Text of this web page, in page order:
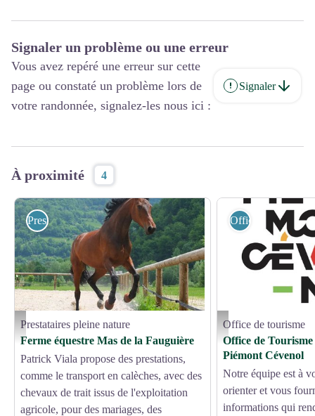
Signaler un problème ou une erreur
Vous avez repéré une erreur sur cette
page ou constaté un problème lors de
votre randonnée, signalez-les nous ici :
Signaler
À proximité 4
web - Droits gérés
Prestataires pleine nature
Prestataires pleine nature
Ferme équestre Mas de la Fauguière
Patrick Viala propose des prestations,
comme le transport en calèches, avec des
chevaux de trait issus de l'exploitation
agricole, pour des mariages, des
Logo OTIPC - OTIPC
Office de tourisme
Office de tourisme
Office de
Piémont Cévenol
Notre équipe est à
orienter et vous
informations qui